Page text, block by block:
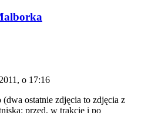
o 17:16
(dwa ostatnie zdjęcia to zdjęcia z
przed, w trakcie i po